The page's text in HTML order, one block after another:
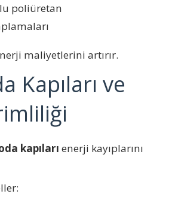
poliüretan
maliyetlerini artırır.
Kapıları ve
kapıları enerji kayıplarını